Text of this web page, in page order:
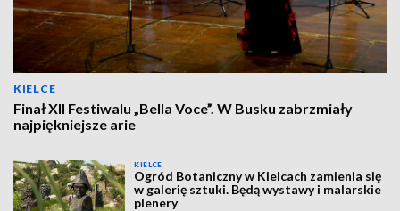
KIELCE
Finał XII Festiwalu „Bella Voce”. W Busku zabrzmiały
najpiękniejsze arie
KIELCE
Ogród Botaniczny w Kielcach zamienia się
w galerię sztuki. Będą wystawy i malarskie
plenery